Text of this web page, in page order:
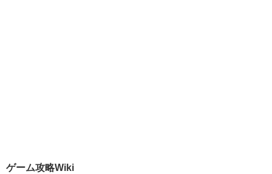
ゲーム攻略Wiki